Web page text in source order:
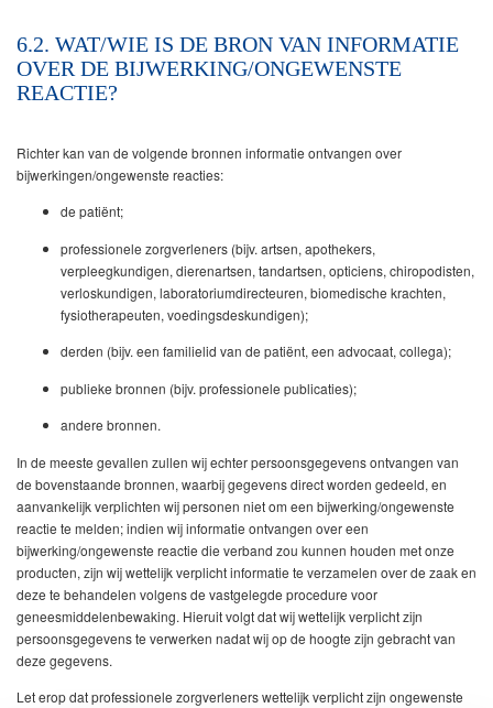
6.2. WAT/WIE IS DE BRON VAN INFORMATIE
OVER DE BIJWERKING/ONGEWENSTE
REACTIE?
Richter kan van de volgende bronnen informatie ontvangen over
bijwerkingen/ongewenste reacties:
de patiënt;
professionele zorgverleners (bijv. artsen, apothekers,
verpleegkundigen, dierenartsen, tandartsen, opticiens, chiropodisten,
verloskundigen, laboratoriumdirecteuren, biomedische krachten,
fysiotherapeuten, voedingsdeskundigen);
derden (bijv. een familielid van de patiënt, een advocaat, collega);
publieke bronnen (bijv. professionele publicaties);
andere bronnen.
In de meeste gevallen zullen wij echter persoonsgegevens ontvangen van
de bovenstaande bronnen, waarbij gegevens direct worden gedeeld, en
aanvankelijk verplichten wij personen niet om een bijwerking/ongewenste
reactie te melden; indien wij informatie ontvangen over een
bijwerking/ongewenste reactie die verband zou kunnen houden met onze
producten, zijn wij wettelijk verplicht informatie te verzamelen over de zaak en
deze te behandelen volgens de vastgelegde procedure voor
geneesmiddelenbewaking. Hieruit volgt dat wij wettelijk verplicht zijn
persoonsgegevens te verwerken nadat wij op de hoogte zijn gebracht van
deze gegevens.
Let erop dat professionele zorgverleners wettelijk verplicht zijn ongewenste